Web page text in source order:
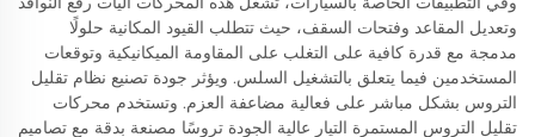
وتعديل المقاعد وفتحات السقف، حيث تتطلب القيود المكانية حلولًا
مدمجة مع قدرة كافية على التغلب على المقاومة الميكانيكية وتوقعات
المستخدمين فيما يتعلق بالتشغيل السلس. ويؤثر جودة تصنيع نظام تقليل
التروس بشكل مباشر على فعالية مضاعفة العزم. وتستخدم محركات
تقليل التروس المستمرة التيار عالية الجودة تروسًا مصنعة بدقة مع تصاميم